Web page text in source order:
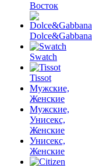
Восток
Dolce&Gabbana
Swatch
Tissot
Мужские,
Женские
Мужские,
Унисекс,
Женские
Унисекс,
Женские